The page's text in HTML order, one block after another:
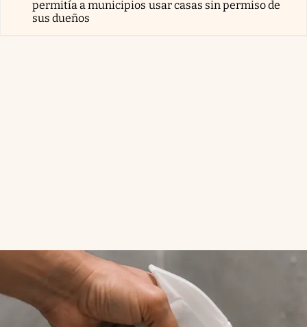
permitía a municipios usar casas sin permiso de
sus dueños